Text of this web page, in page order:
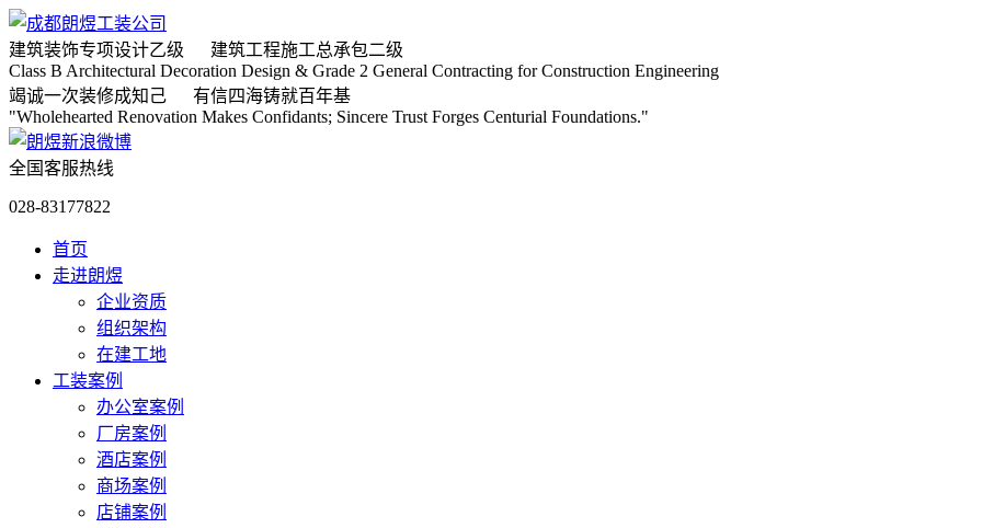
建筑装饰专项设计乙级 建筑工程施工总承包二级
Class B Architectural Decoration Design & Grade 2 General Contracting for Construction Engineering
竭诚一次装修成知己 有信四海铸就百年基
"Wholehearted Renovation Makes Confidants; Sincere Trust Forges Centurial Foundations."
全国客服热线
028-83177822
首页
走进朗煜
企业资质
组织架构
在建工地
工装案例
办公室案例
厂房案例
酒店案例
商场案例
店铺案例